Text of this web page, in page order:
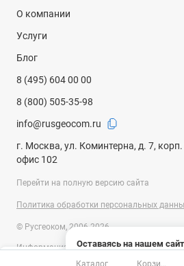
Оставаясь на нашем
на использование
О компании
Услуги
Блог
8 (495) 604 00 00
8 (800) 505-35-98
info@rusgeocom.ru
г. Москва, ул. Коминтерна, д. 7, корп.
офис 102
Перейти на полную версию сайта
Политика обработки персональных
© Русгеоком, 2006-2026
Информация на сайте носит справочный
публичной офертой, определяемой
Каталог